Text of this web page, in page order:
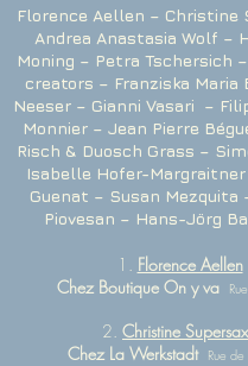
Florence Aellen – Christine
Andrea Anastasia Wolf –
Moning – Petra Tschersich
creators – Franziska Maria
Neeser – Gianni Vasari –
Monnier – Jean Pierre
Risch & Duosch Grass –
Isabelle Hofer-
Guenat – Susan Mezquita
Piovesan – Hans-Jörg
1. Florence Aellen
Chez Boutique On y va
2. Christine
Chez La Werkstadt Rue